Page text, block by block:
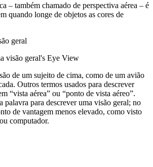
– também chamado de perspectiva aérea – é
quando longe de objetos as cores de
geral
de um sujeito de cima, como de um avião
Outros termos usados para descrever
“vista aérea” ou “ponto de vista aéreo”.
palavra para descrever uma visão geral; no
de vantagem menos elevado, como visto
computador.